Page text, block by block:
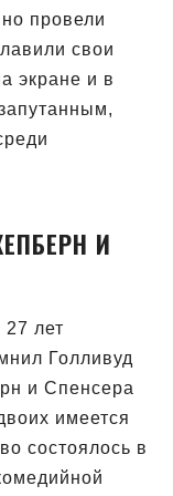
провели
свои
экране и в
И
27 лет
Голливуд
и Спенсера
имеется
состоялось в